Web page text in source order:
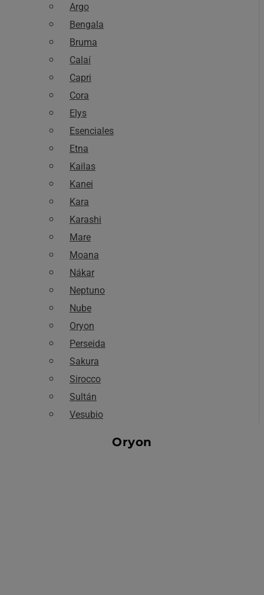
Argo
Bengala
Bruma
Calaí
Capri
Cora
Elys
Esenciales
Etna
Kailas
Kanei
Kara
Karashi
Mare
Moana
Nákar
Neptuno
Nube
Oryon
Perseida
Sakura
Sirocco
Sultán
Vesubio
Oryon